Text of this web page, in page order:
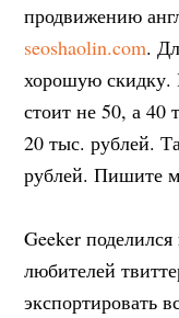
продвижению
seoshaolin.com.
хорошую скидку.
стоит не 50, а 40
20 тыс. рублей.
рублей. Пишите
Geeker
любителей
экспортировать